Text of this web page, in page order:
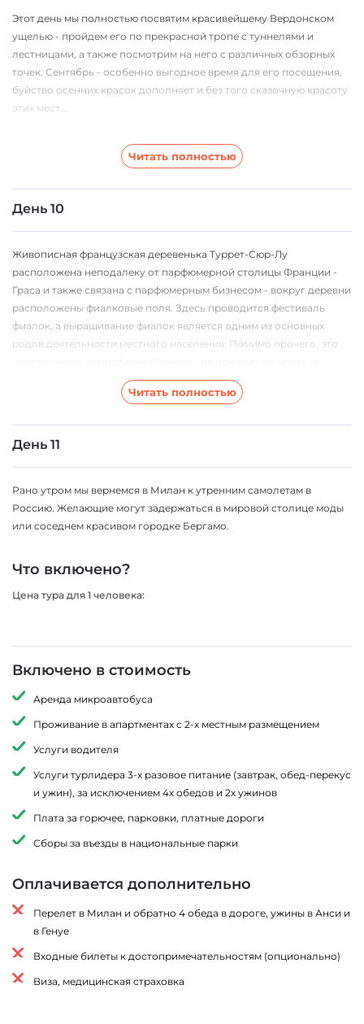
разрушен во время вторжения сарацинов. Немногие из
выживших жителей спаслись на крутой скале, возвышающейся
над Кастелланом на 180 метров и на 903 метра над уровнем моря.
Сейчас здесь расположена часовня Notre-Dame du Roc Chapel,
популярное место паломничества.
Этот день мы полностью посвятим красивейшему Вердонском
ущелью - пройдем его по прекрасной тропе с туннелями и
лестницами, а также посмотрим на него с различных обзорных
точек. Сентябрь - особенно выгодное время для его посещения,
буйство осенних красок дополняет и без того сказочную красоту
этих мест...
прорезанное рекой Вердон в окружающих известняковых скалах.
Его часто называют европейским Гранд-каньоном. Глубина
Читать полностью
День 10
Живописная французская деревенька Туррет-Сюр-Лу
расположена неподалеку от парфюмерной столицы Франции -
Граса и также связана с парфюмерным бизнесом - вокруг деревни
расположены фиалковые поля. Здесь проводится фестиваль
фиалок, а выращивание фиалок является одним из основных
родов деятельности местного населения. Помимо прочего, это
узким средневековым улочкам, заглянуть во многочисленные
художественные галереи...
в Ниццу искупаться и затем двинемся в обратный путь, в Италию.
привлекают туристов живописными видами и неповторимой
архитектурой. Лабиринты узких улиц, крепостные стены, изящные
дворцы и базилики не оставляют равнодушными самых
Читать полностью
День 11
Рано утром мы вернемся в Милан к утренним самолетам в
Россию. Желающие могут задержаться в мировой столице моды
или соседнем красивом городке Бергамо.
Что включено?
Цена тура для 1 человека:
Включено в стоимость
Аренда микроавтобуса
Проживание в апартментах с 2-х местным размещением
Услуги водителя
Услуги турлидера 3-х разовое питание (завтрак, обед-перекус
и ужин), за исключением 4х обедов и 2х ужинов
Плата за горючее, парковки, платные дороги
Сборы за въезды в национальные парки
Оплачивается дополнительно
Перелет в Милан и обратно 4 обеда в дороге, ужины в Анси и
в Генуе
Входные билеты к достопримечательностям (опционально)
Виза, медицинская страховка